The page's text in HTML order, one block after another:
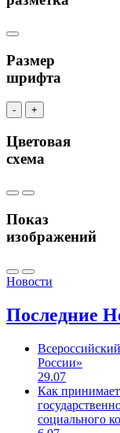
Размер
шрифта
- +
Цветовая
схема
Показ
изображений
Новости
Последние
России»
29.07
Как
социального